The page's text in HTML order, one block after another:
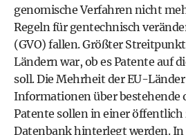
genomische Verfahren nicht
Regeln für gentechnisch
(GVO) fallen. Größter
Ländern war, ob es Patente auf
soll. Die Mehrheit der EU-
Informationen über bestehende
Patente sollen in einer
Datenbank hinterlegt werden. In